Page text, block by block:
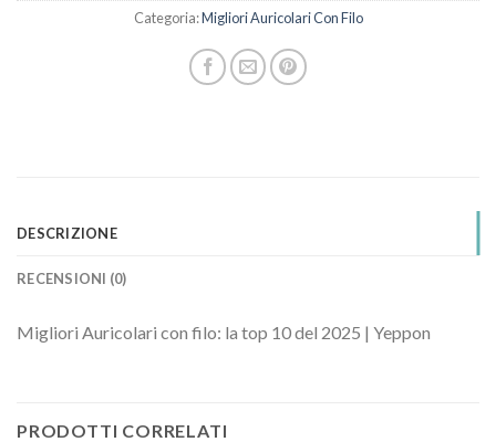
Categoria:Migliori Auricolari Con Filo
DESCRIZIONE
RECENSIONI (0)
Migliori Auricolari con filo: la top 10 del 2025 | Yeppon
PRODOTTI CORRELATI